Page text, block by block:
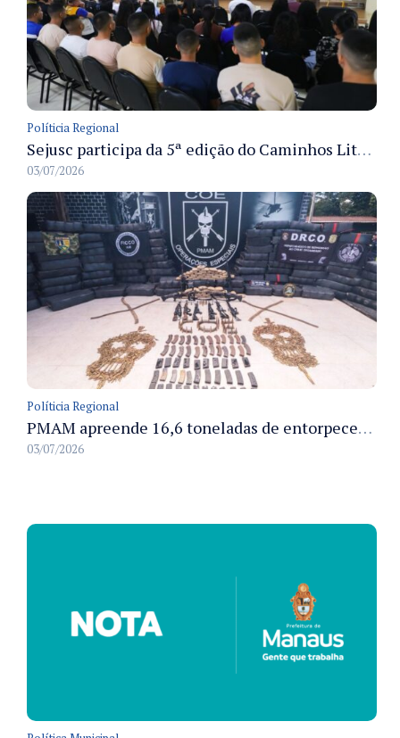
Políticia Regional
Sejusc participa da 5ª edição do Caminhos Literários com foco na cultura hip-hop nas unidades socioeducativas
03/07/2026
Políticia Regional
PMAM apreende 16,6 toneladas de entorpecentes e registra aumento nas prisões em flagrante e nas capturas de foragidos no primeiro semestre de 2026
03/07/2026